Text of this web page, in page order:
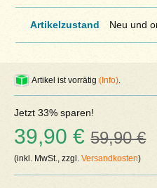
Artikelzustand Neu und
Artikel ist vorrätig(Info)
Jetzt 33% sparen!
39,90 €59,90 €
(inkl. MwSt., zzgl.Versandkosten)